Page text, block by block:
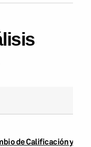
de Calificación y de